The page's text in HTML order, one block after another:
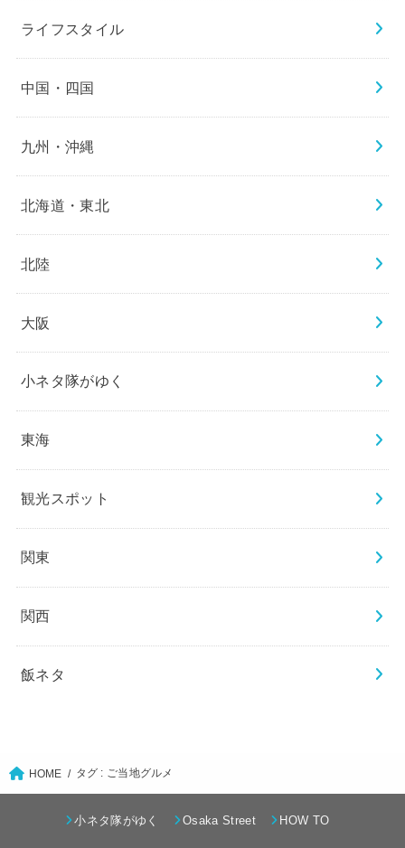
ライフスタイル
中国・四国
九州・沖縄
北海道・東北
北陸
大阪
小ネタ隊がゆく
東海
観光スポット
関東
関西
飯ネタ
HOME タグ : ご当地グルメ
小ネタ隊がゆく Osaka Street HOW TO